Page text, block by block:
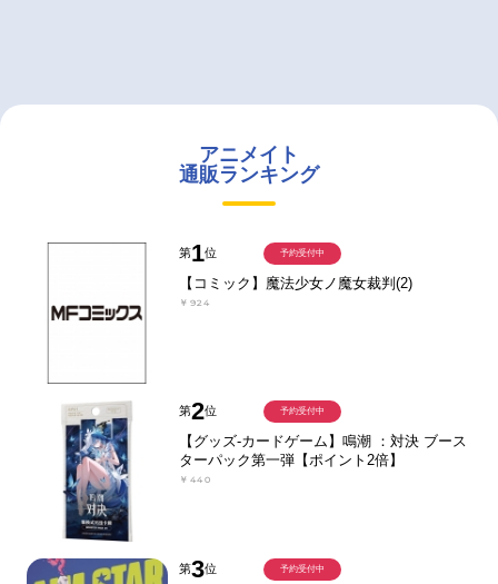
アニメイト
通販ランキング
第1位
【コミック】魔法少女ノ魔女裁判(2)
￥924
予約受付中
第2位
【グッズ-カードゲーム】鳴潮 ：対決 ブース
ターパック第一弾【ポイント2倍】
￥440
予約受付中
第3位 予約受付中